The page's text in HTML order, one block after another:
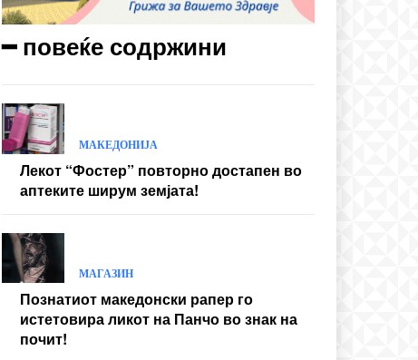
━ повеќе содржини
МАКЕДОНИЈА
Лекот “Фостер” повторно достапен во
аптеките ширум земјата!
МАГАЗИН
Познатиот македонски рапер го
истетовира ликот на Панчо во знак на
почит!